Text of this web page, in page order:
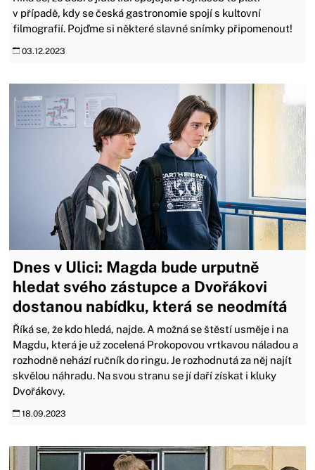
v případě, kdy se česká gastronomie spojí s kultovní
filmografií. Pojďme si některé slavné snímky připomenout!
03.12.2023
Dnes v Ulici: Magda bude urputně
hledat svého zástupce a Dvořákovi
dostanou nabídku, která se neodmítá
Říká se, že kdo hledá, najde. A možná se štěstí usměje i na
Magdu, která je už zocelená Prokopovou vrtkavou náladou a
rozhodně nehází ručník do ringu. Je rozhodnutá za něj najít
skvělou náhradu. Na svou stranu se jí daří získat i kluky
Dvořákovy.
18.09.2023